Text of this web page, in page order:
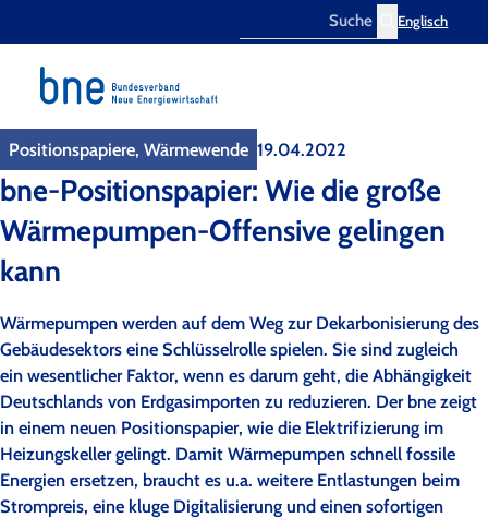
Englisch
Positionspapiere, Wärmewende 19.04.2022
bne-Positionspapier: Wie die große
Wärmepumpen-Offensive gelingen
kann
Wärmepumpen werden auf dem Weg zur Dekarbonisierung des
Gebäudesektors eine Schlüsselrolle spielen. Sie sind zugleich
ein wesentlicher Faktor, wenn es darum geht, die Abhängigkeit
Deutschlands von Erdgasimporten zu reduzieren. Der bne zeigt
in einem neuen Positionspapier, wie die Elektrifizierung im
Heizungskeller gelingt. Damit Wärmepumpen schnell fossile
Energien ersetzen, braucht es u.a. weitere Entlastungen beim
Strompreis, eine kluge Digitalisierung und einen sofortigen